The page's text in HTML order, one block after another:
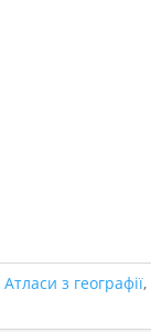
Атласи з географії,